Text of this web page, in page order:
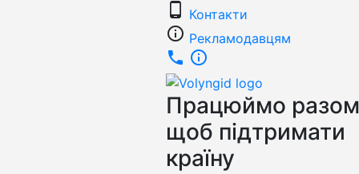
phone_android Контакти
info_outline Рекламодавцям
phone info_outline
Працюймо
щоб підтримати
країну